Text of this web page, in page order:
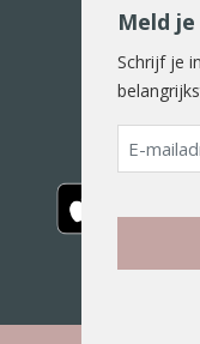
De
Meld
Schrijf je
E-